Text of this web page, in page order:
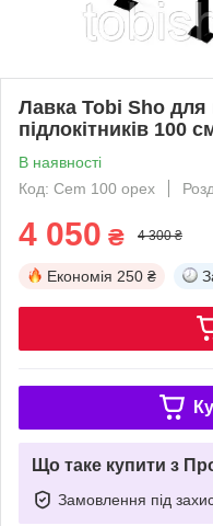
Лавка Tobi Sho
підлокітників 100
В наявності
Код: Cem 100 орех
4 050 ₴ 4 300 ₴
Економія 250 ₴
Що таке купити з
Замовлення під